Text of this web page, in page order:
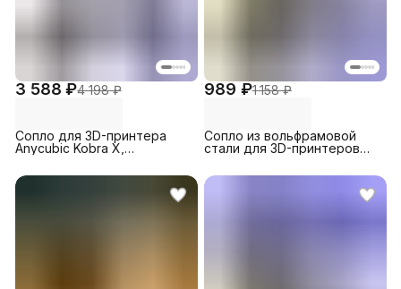
3 588 ₽4 198 ₽
Сопло для 3D-принтера
Anycubic Kobra X,
шт)
989 ₽1 158 ₽
Сопло из вольфрамовой
стали для 3D-принтеров
Neo, 0.8 (1 шт.)